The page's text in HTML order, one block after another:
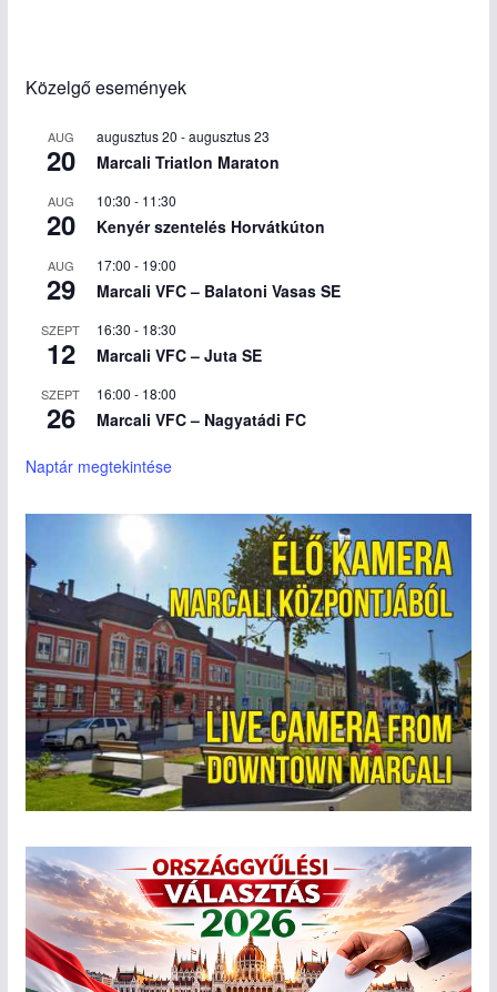
Közelgő események
AUG
20
augusztus 20 -augusztus 23
Marcali Triatlon Maraton
AUG
20
10:30 - 11:30
Kenyér szentelés Horvátkúton
AUG
29
17:00 - 19:00
Marcali VFC – Balatoni Vasas SE
SZEPT
12
16:30 - 18:30
Marcali VFC – Juta SE
SZEPT
26
16:00 - 18:00
Marcali VFC – Nagyatádi FC
Naptár megtekintése